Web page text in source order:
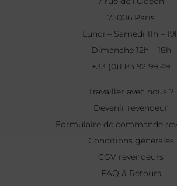
75006 Paris
Lundi – Samedi 11h –
Dimanche 12h – 18h
+33 (0)1 83 92 99 49
Travailler avec nous ?
Devenir revendeur
Formulaire de commande
Conditions générales
CGV revendeurs
FAQ & Retours